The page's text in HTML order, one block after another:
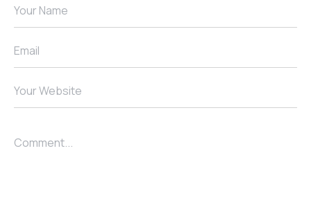
Your Name
Email
Your Website
Comment...